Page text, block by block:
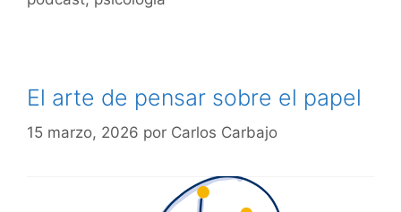
El arte de pensar sobre el papel
15 marzo, 2026 por Carlos Carbajo